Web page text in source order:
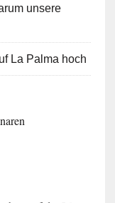
unsere
La Palma hoch